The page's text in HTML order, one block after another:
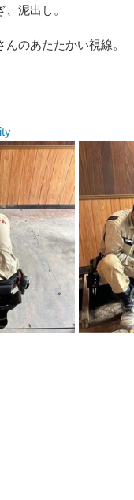
泥出し。
のあたたかい視線。